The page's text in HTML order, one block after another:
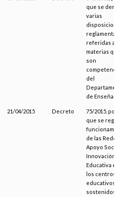
que se derogan
varias
disposiciones
reglamentarias
referidas a las
materias que
son
competencia
del
Departamento
de Enseñanza
21/04/2015 Decreto
75/2015, por el
que se regula el
funcionamiento
de las Redes de
Apoyo Social e
Innovación
Educativa en
los centros
educativos
sostenidos con